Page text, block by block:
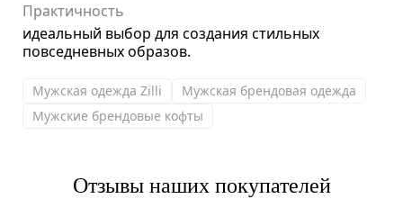
Практичность
идеальный выбор для создания стильных
повседневных образов.
Мужская одежда Zilli
Мужская брендовая одежда
Мужские брендовые кофты
Отзывы наших покупателей